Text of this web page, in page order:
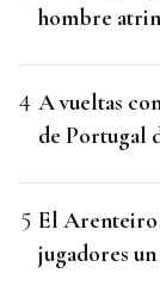
hombre
A vueltas
de Portugal
El Arenteiro
jugadores